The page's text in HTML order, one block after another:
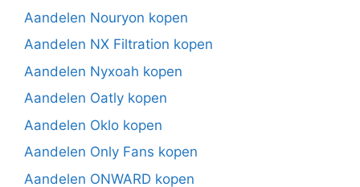
Aandelen Nouryon kopen
Aandelen NX Filtration kopen
Aandelen Nyxoah kopen
Aandelen Oatly kopen
Aandelen Oklo kopen
Aandelen Only Fans kopen
Aandelen ONWARD kopen